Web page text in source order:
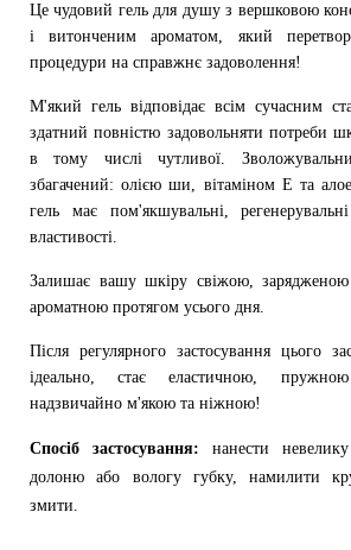
Це чудовий гель для душу з вершковою
і витонченим ароматом, який
процедури на справжнє задоволення!
М'який гель відповідає всім сучасним
здатний повністю задовольняти потреби
в тому числі чутливої.
збагачений: олією ши, вітаміном Е та
гель має пом'якшувальні,
властивості.
Залишає вашу шкіру свіжою, зарядженою
ароматною протягом усього дня.
Після регулярного застосування цього
ідеально, стає еластичною,
надзвичайно м'якою та ніжною!
Спосіб застосування:
нанести
долоню або вологу губку, намилити
змити.